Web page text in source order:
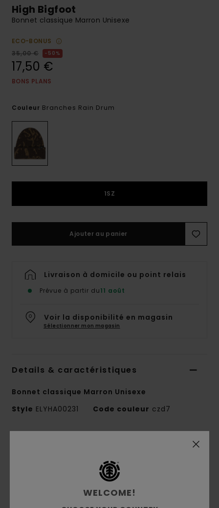
High Bigfoot
Bonnet classique Marron Unisexe
ECO-BONUS
35,00 €
50%
17,50 €
BONS PLANS
Couleur Branches Rain Drum
1SZ
Ajouter au panier
Livraison à domicile ou point relais
Prévue à partir du11 août
Voir la disponibilité en magasin
Sélectionner mon magasin
Details & caractéristiques
Bonnet classique Marron Unisexe
Style ELYHA00231 Code couleur czd7
Conscious by Nature:POLYLANA®
Polyester recyclé, Acrylique
WELCOME!